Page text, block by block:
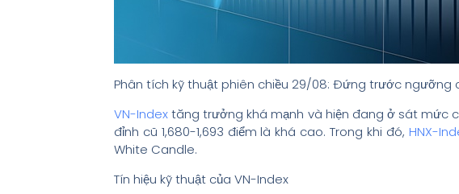
Phân tích kỹ thuật phiên chiều 29/08: Đứng trước ngưỡng
VN-Indextăng trưởng khá mạnh và hiện đang ở sát mức
đỉnh cũ 1,680-1,693 điểm là khá cao. Trong khi đó, HNX-
White Candle.
Tín hiệu kỹ thuật của VN-Index